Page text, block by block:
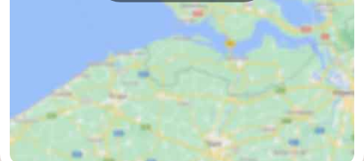
l'anneau
Forum
Route